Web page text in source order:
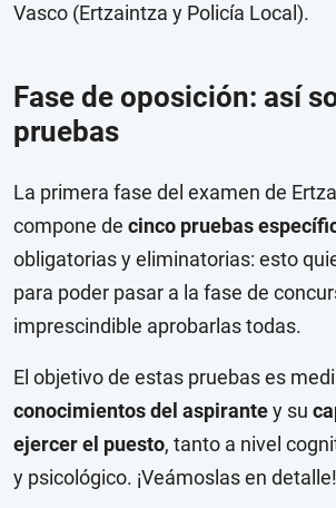
Vasco (Ertzaintza y Policía Local).
Fase de oposición: así
pruebas
La primera fase del examen de
compone de cinco pruebas
obligatorias y eliminatorias: esto
para poder pasar a la fase de
imprescindible aprobarlas todas.
El objetivo de estas pruebas es
conocimientos del aspirantey su
ejercer el puesto, tanto a nivel
y psicológico. ¡Veámoslas en detalle!